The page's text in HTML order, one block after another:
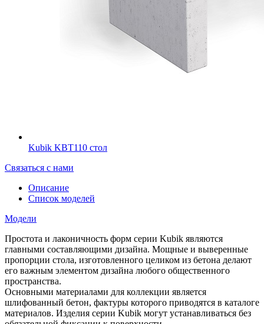
Kubik KBT110 стол
Связаться с нами
Описание
Список моделей
Модели
Простота и лаконичность форм серии Kubik являются
главными составляющими дизайна. Мощные и выверенные
пропорции стола, изготовленного целиком из бетона делают
его важным элементом дизайна любого общественного
пространства.
Основными материалами для коллекции является
шлифованный бетон, фактуры которого приводятся в каталоге
материалов. Изделия серии Kubik могут устанавливаться без